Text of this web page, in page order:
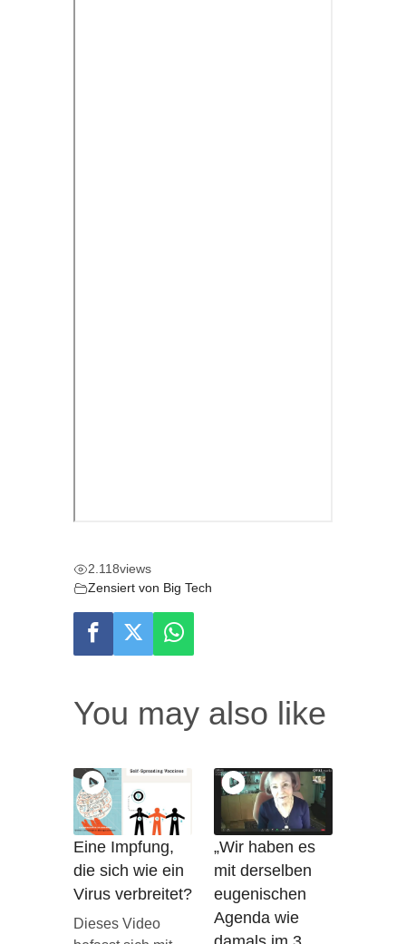
2.118views
Zensiert von Big Tech
You may also like
Eine Impfung,
die sich wie ein
Virus verbreitet?
Dieses Video
„Wir haben es
mit derselben
eugenischen
Agenda wie